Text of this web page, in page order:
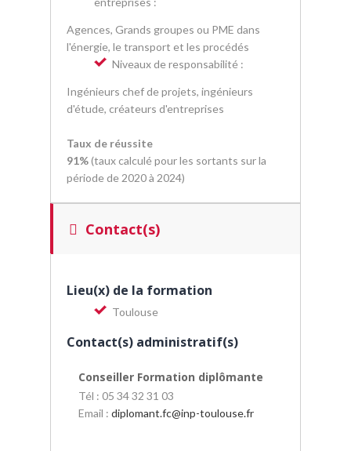
Agences, Grands groupes ou PME dans
l'énergie, le transport et les procédés
Niveaux de responsabilité :
Ingénieurs chef de projets, ingénieurs
d'étude, créateurs d'entreprises
Taux de réussite
91%(taux calculé pour les sortants sur la
période de 2020 à 2024)
Contact(s)
Lieu(x) de la formation
Toulouse
Contact(s) administratif(s)
Conseiller Formation diplômante
Tél : 05 34 32 31 03
Email : diplomant.fc@inp-toulouse.fr